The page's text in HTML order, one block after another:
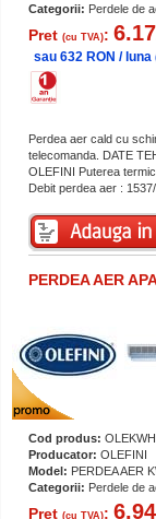
Categorii: Perdele de
Pret (cu TVA):
sau 632 RON / luna
Perdea aer cald cu
telecomanda. DATE
OLEFINI Puterea
Debit perdea aer : 1537/
PERDEA AER
Cod produs:
Producator: OLEFINI
Model: PERDEA AER
Categorii: Perdele de
Pret (cu TVA):